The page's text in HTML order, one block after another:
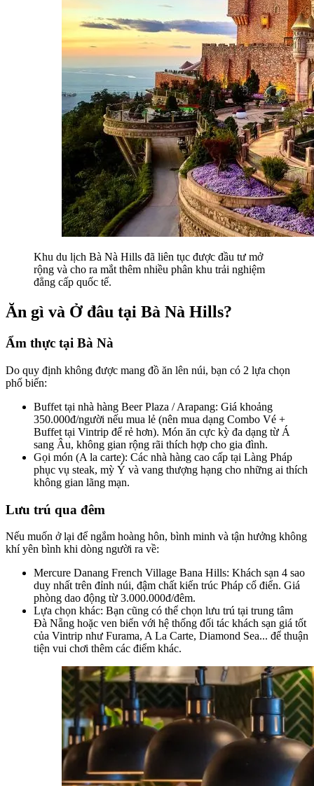
Khu du lịch Bà Nà Hills đã liên tục được đầu tư mở
rộng và cho ra mắt thêm nhiều phân khu trải nghiệm
đẳng cấp quốc tế.
Ăn gì và Ở đâu tại Bà Nà Hills?
Ẩm thực tại Bà Nà
Do quy định không được mang đồ ăn lên núi, bạn có 2 lựa chọn
phổ biến:
Buffet tại nhà hàng Beer Plaza / Arapang: Giá khoảng
350.000đ/người nếu mua lẻ (nên mua dạng Combo Vé +
Buffet tại Vintrip để rẻ hơn). Món ăn cực kỳ đa dạng từ Á
sang Âu, không gian rộng rãi thích hợp cho gia đình.
Gọi món (A la carte): Các nhà hàng cao cấp tại Làng Pháp
phục vụ steak, mỳ Ý và vang thượng hạng cho những ai thích
không gian lãng mạn.
Lưu trú qua đêm
Nếu muốn ở lại để ngắm hoàng hôn, bình minh và tận hưởng không
khí yên bình khi dòng người ra về:
Mercure Danang French Village Bana Hills: Khách sạn 4 sao
duy nhất trên đỉnh núi, đậm chất kiến trúc Pháp cổ điển. Giá
phòng dao động từ 3.000.000đ/đêm.
Lựa chọn khác: Bạn cũng có thể chọn lưu trú tại trung tâm
Đà Nẵng hoặc ven biển với hệ thống đối tác khách sạn giá tốt
của Vintrip như Furama, A La Carte, Diamond Sea... để thuận
tiện vui chơi thêm các điểm khác.